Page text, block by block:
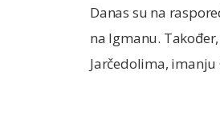
Danas su na
na Igmanu.
Jarčedolima, imanju